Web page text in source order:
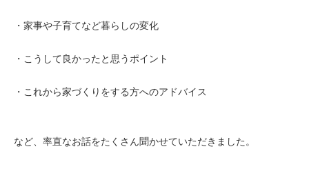
・家事や子育てなど暮らしの変化
・こうして良かったと思うポイント
・これから家づくりをする方へのアドバイス
など、率直なお話をたくさん聞かせていただきました。